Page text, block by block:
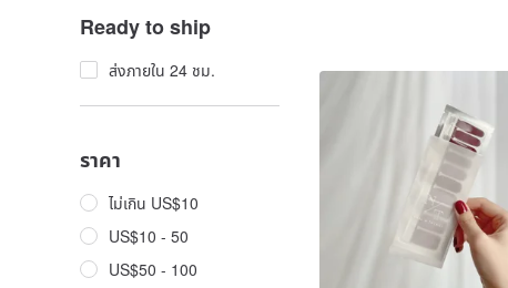
Ready to ship
ส่งภายใน 24 ชม.
ราคา
ไม่เกิน US$10
US$10 - 50
US$50 - 100